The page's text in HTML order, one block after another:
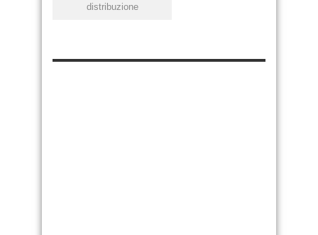
distribuzione